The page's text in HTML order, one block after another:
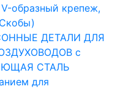
образный крепеж,
ДЕТАЛИ ДЛЯ
с
СТАЛЬ
для